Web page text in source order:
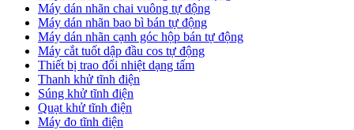
Máy dán nhãn chai vuông tự động
Máy dán nhãn bao bì bán tự động
Máy dán nhãn cạnh góc hộp bán tự động
Máy cắt tuốt dập đầu cos tự động
Thiết bị trao đổi nhiệt dạng tấm
Thanh khử tĩnh điện
Súng khử tĩnh điện
Quạt khử tĩnh điện
Máy đo tĩnh điện